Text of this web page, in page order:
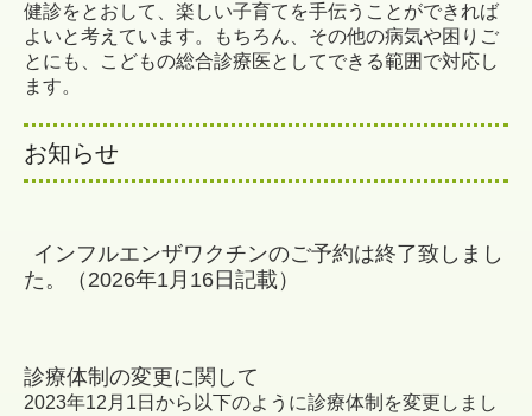
健診をとおして、楽しい子育てを手伝うことができれば
よいと考えています。もちろん、その他の病気や困りご
とにも、こどもの総合診療医としてできる範囲で対応し
ます。
お知らせ
インフルエンザワクチンのご予約は終了致しまし
た。（2026年1月16日記載）
診療体制の変更に関して
2023年12月1日から以下のように診療体制を変更しまし